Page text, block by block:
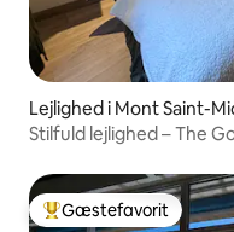
Lejlighed i Mont Saint-
Stilfuld lejlighed – The
Bedste gæstefavorit
Gæstefavorit